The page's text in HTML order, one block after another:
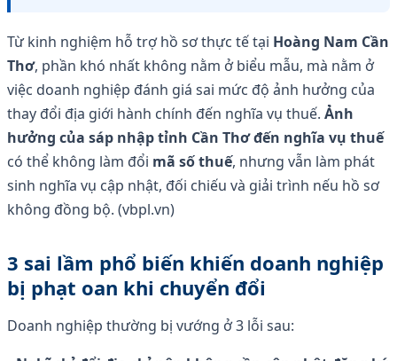
Từ kinh nghiệm hỗ trợ hồ sơ thực tế tại Hoàng Nam Cần
Thơ, phần khó nhất không nằm ở biểu mẫu, mà nằm ở
việc doanh nghiệp đánh giá sai mức độ ảnh hưởng của
thay đổi địa giới hành chính đến nghĩa vụ thuế. Ảnh
hưởng của sáp nhập tỉnh Cần Thơ đến nghĩa vụ thuế
có thể không làm đổi mã số thuế, nhưng vẫn làm phát
sinh nghĩa vụ cập nhật, đối chiếu và giải trình nếu hồ sơ
không đồng bộ. (vbpl.vn)
3 sai lầm phổ biến khiến doanh nghiệp
bị phạt oan khi chuyển đổi
Doanh nghiệp thường bị vướng ở 3 lỗi sau: